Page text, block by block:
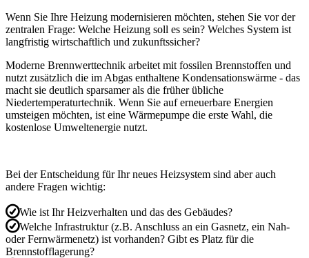
Wenn Sie Ihre Heizung modernisieren möchten, stehen Sie vor der
zentralen Frage: Welche Heizung soll es sein? Welches System ist
langfristig wirtschaftlich und zukunftssicher?
Moderne Brennwerttechnik arbeitet mit fossilen Brennstoffen und
nutzt zusätzlich die im Abgas enthaltene Kondensationswärme - das
macht sie deutlich sparsamer als die früher übliche
Niedertemperaturtechnik. Wenn Sie auf erneuerbare Energien
umsteigen möchten, ist eine Wärmepumpe die erste Wahl, die
kostenlose Umweltenergie nutzt.
Bei der Entscheidung für Ihr neues Heizsystem sind aber auch
andere Fragen wichtig:
Wie ist Ihr Heizverhalten und das des Gebäudes?
Welche Infrastruktur (z.B. Anschluss an ein Gasnetz, ein Nah-
oder Fernwärmenetz) ist vorhanden? Gibt es Platz für die
Brennstofflagerung?